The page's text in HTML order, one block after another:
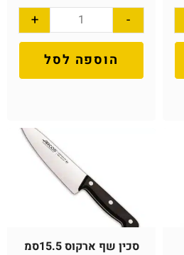
-
+
הוספה לסל
סכין שף ארקוס 15.5סמ